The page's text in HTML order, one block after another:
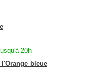
20h
bleue